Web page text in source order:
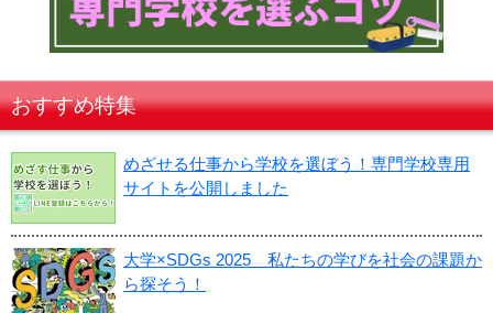
おすすめ特集
めざせる仕事から学校を選ぼう！専門学校専用
サイトを公開しました
大学×SDGs 2025 私たちの学びを社会の課題か
ら探そう！